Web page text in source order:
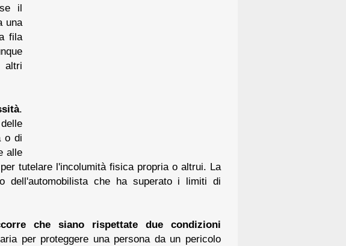
il
una
fila
altri
.
o di
alle
tutelare l'incolumità fisica propria o altrui. La
dell'automobilista che ha superato i limiti di
che siano rispettate due condizioni
per proteggere una persona da un pericolo